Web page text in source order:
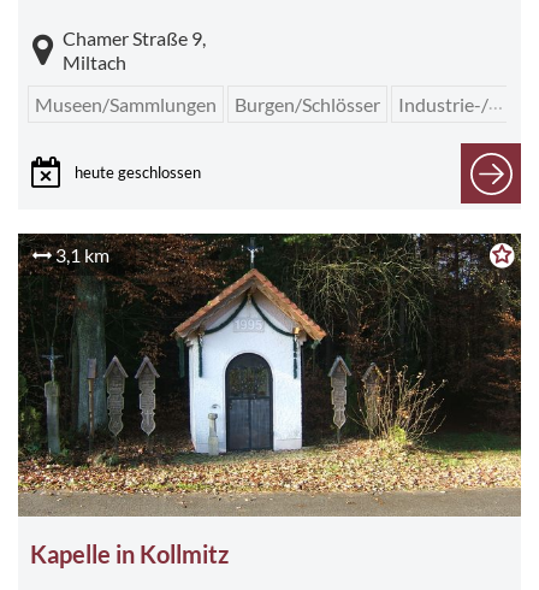
Chamer Straße 9,
Miltach
Museen/Sammlungen
Burgen/Schlösser Industrie-/Werksbesichtigung
heute geschlossen
3,1 km
Kapelle in Kollmitz